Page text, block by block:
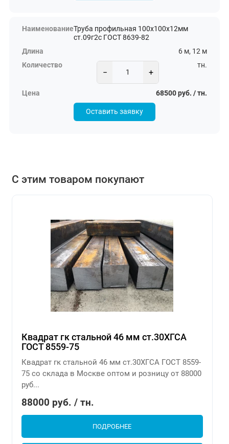
Труба профильная 100х100х12мм
ст.09г2с ГОСТ 8639-82
6 м, 12 м
− +
тн.
68500 руб. / тн.
Оставить заявку
С этим товаром покупают
Квадрат гк стальной 46 мм ст.30ХГСА
ГОСТ 8559-75
Квадрат гк стальной 46 мм ст.30ХГСА ГОСТ 8559-
75 со склада в Москве оптом и розницу от 88000
руб...
88000 руб. / тн.
ПОДРОБНЕЕ